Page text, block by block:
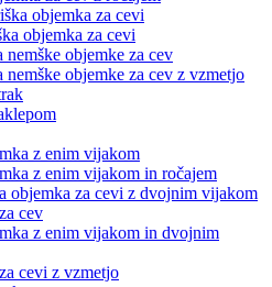
objemka za cevi
objemka za cevi
nemške objemke za cev
nemške objemke za cev z vzmetjo
z enim vijakom
z enim vijakom in ročajem
objemka za cevi z dvojnim vijakom
cev
z enim vijakom in dvojnim
cevi z vzmetjo